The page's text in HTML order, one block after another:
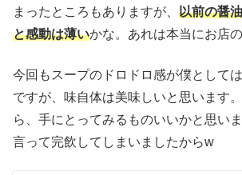
まったところもありますが、 以前の醤
と感動は薄いかな。あれは本当にお店の
今回もスープのドロドロ感が僕として
ですが、味自体は美味しいと思います
ら、手にとってみるものいいかと思い
言って完飲してしまいましたからw